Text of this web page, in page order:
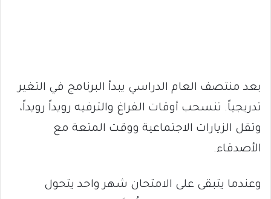
بعد منتصف العام الدراسي يبدأ البرنامج في التغير
تدريجياً. تنسحب أوقات الفراغ والترفيه رويداً رويداً،
وتقل الزيارات الاجتماعية ووقت المتعة مع
الأصدقاء.
وعندما يتبقى على الامتحان شهر واحد يتحول